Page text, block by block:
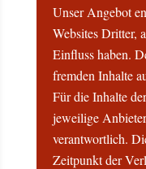
Unser Angebot
Websites Dritter,
Einfluss haben.
fremden Inhalte
Für die Inhalte
jeweilige
verantwortlich.
Zeitpunkt der